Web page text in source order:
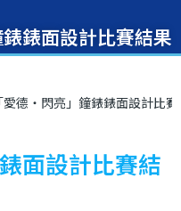
錶面設計比賽結果
德‧閃亮」鐘錶錶面設計比賽
面設計比賽結